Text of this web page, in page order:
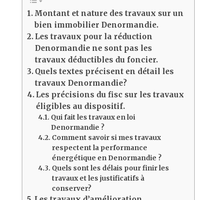
Montant et nature des travaux sur un
bien immobilier Denormandie.
Les travaux pour la réduction
Denormandie ne sont pas les
travaux déductibles du foncier.
Quels textes précisent en détail les
travaux Denormandie?
Les précisions du fisc sur les travaux
éligibles au dispositif.
Qui fait les travaux en loi
Denormandie ?
Comment savoir si mes travaux
respectent la performance
énergétique en Denormandie ?
Quels sont les délais pour finir les
travaux et les justificatifs à
conserver?